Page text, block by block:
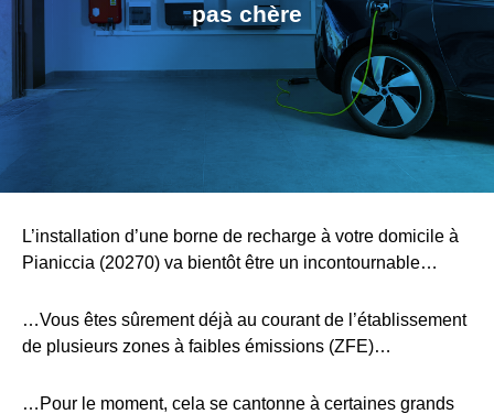
pas chère
L’installation d’une borne de recharge à votre domicile à
Pianiccia (20270) va bientôt être un incontournable…
…Vous êtes sûrement déjà au courant de l’établissement
de plusieurs zones à faibles émissions (ZFE)…
…Pour le moment, cela se cantonne à certaines grands